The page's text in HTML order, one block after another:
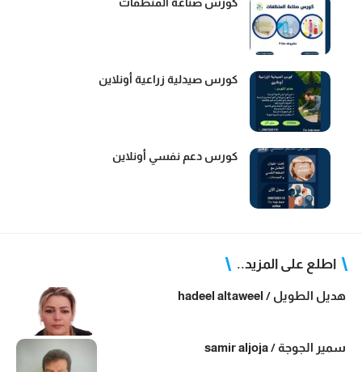
كورس صيدلية زراعية أونلاين
كورس دعم نفسي أونلاين
اطلع على المزيد..
هديل الطويل / hadeel altaweel
سمير الجوجة / samir aljoja